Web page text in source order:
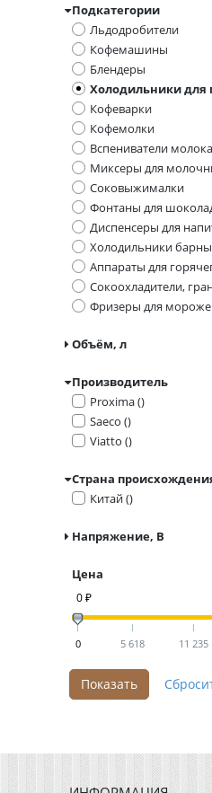
Подкатегории
Льдодробители
Кофемашины
Блендеры
Холодильники для
Кофеварки
Кофемолки
Вспениватели молока
Миксеры для
Соковыжималки
Фонтаны для
Диспенсеры для
Холодильники
Аппараты для
Сокоохладители,
Фризеры для
Объём, л
Производитель
Proxima ()
Saeco ()
Viatto ()
Страна
Китай ()
Напряжение, В
Цена
0 5 618 11 235
0 ₽